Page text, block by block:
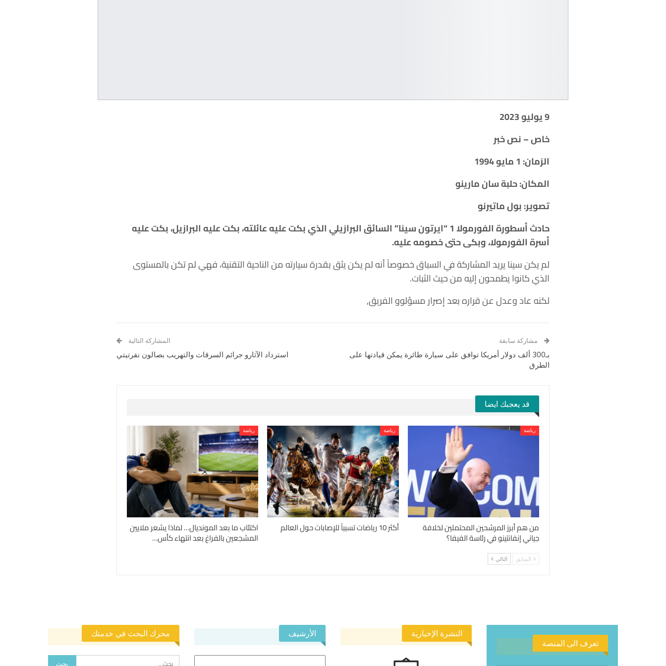
9 يوليو 2023
خاص – نص خبر
الزمان: 1 مايو 1994
المكان: حلبة سان مارينو
تصوير: بول ماتيرنو
حادث أسطورة الفورمولا 1 “ايرتون سينا” السائق البرازيلي الذي بكت عليه عائلته، بكت عليه البرازيل، بكت عليه
أسرة الفورمولا، وبكى حتى خصومه عليه.
لم يكن سينا يريد المشاركة في السباق خصوصاً أنه لم يكن يثق بقدرة سيارته من الناحية التقنية، فهي لم تكن بالمستوى
الذي كانوا يطمحون إليه من حيث الثبات.
لكنه عاد وعدل عن قراره بعد إصرار مسؤلوو الفريق,
مشاركة سابقة
بـ300 ألف دولار أمريكا توافق على سيارة طائرة يمكن قيادتها على
الطرق
المشاركة التالية
استرداد الآثارو جرائم السرقات والتهريب بصالون نفرتيتي
قد يعجبك ايضا
رياضة
من هم أبرز المرشحين المحتملين لخلافة
جياني إنفانتينو في رئاسة الفيفا؟
رياضة
أكثر 10 رياضات تسبباً للإصابات حول العالم
رياضة
اكتئاب ما بعد المونديال… لماذا يشعر ملايين
المشجعين بالفراغ بعد انتهاء كأس…
السابق التالي
تعرف الى المنصة
النشرة الإخبارية الأرشيف محرك البحث في خدمتك